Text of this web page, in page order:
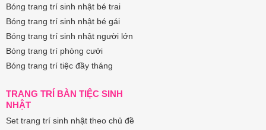
Bóng trang trí sinh nhật bé trai
Bóng trang trí sinh nhật bé gái
Bóng trang trí sinh nhật người lớn
Bóng trang trí phòng cưới
Bóng trang trí tiệc đầy tháng
TRANG TRÍ BÀN TIỆC SINH
NHẬT
Set trang trí sinh nhật theo chủ đề